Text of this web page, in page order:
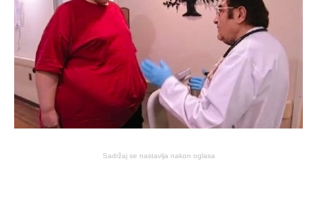
Sadržaj se nastavlja nakon oglasa